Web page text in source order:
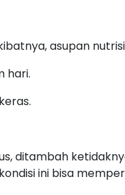
asupan
hari.
ditambah
ini bisa